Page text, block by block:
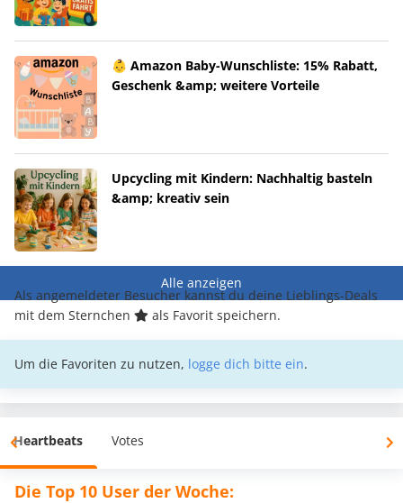
👶 Amazon Baby-Wunschliste: 15% Rabatt,
Geschenk &amp; weitere Vorteile
Upcycling mit Kindern: Nachhaltig basteln
&amp; kreativ sein
Alle anzeigen
Als angemeldeter Besucher kannst du deine Lieblings-Deals
mit dem Sternchen
als Favorit speichern.
Um die Favoriten zu nutzen, logge dich bitte ein.
Heartbeats Votes
Die Top 10 User der Woche: